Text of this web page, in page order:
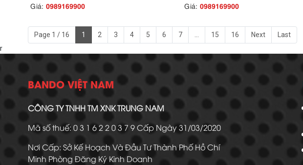
Giá: 0989169900 Giá: 0989169900
Page 1 / 16 1 2 3 4 5 6 7 15 16 Next
Last
r
BANDO VIỆT NAM
CÔNG TY TNHH TM XNK TRUNG NAM
Mã số thuế: 0 3 1 6 2 2 0 3 7 9 Cấp Ngày 31/03/2020
Nơi Cấp: Sở Kế Hoạch Và Đầu Tư Thành Phố Hồ Chí
Minh Phòng Đăng Ký Kinh Doanh